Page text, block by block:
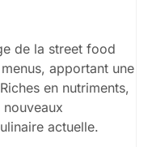
de la street food
apportant une
en nutriments,
actuelle.